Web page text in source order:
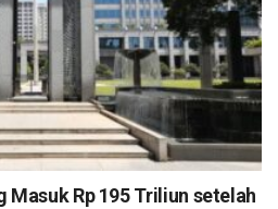
Masuk Rp 195 Triliun setelah